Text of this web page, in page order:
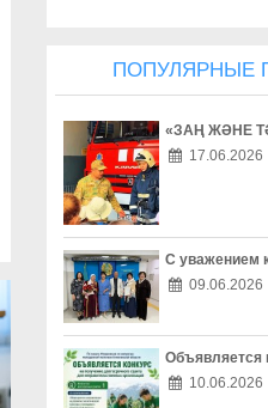
06.08 Безопасность
06.08 Бытовое
06.08 Инвестиции в
06.08 Борьба с
06.08 Наркотическая
ПОПУЛЯРНЫЕ
«ЗАҢ ЖӘНЕ
17.06.2026
С уважением
09.06.2026
Объявляется
10.06.2026